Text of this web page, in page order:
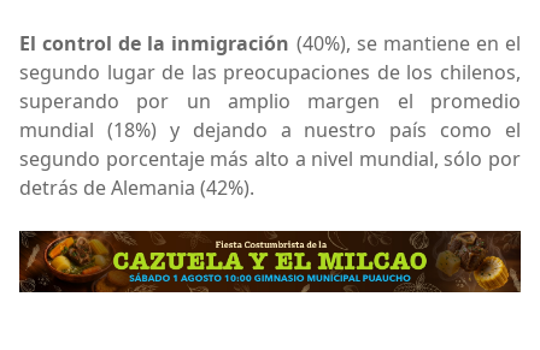
El control de la inmigración (40%), se mantiene en el
segundo lugar de las preocupaciones de los chilenos,
superando por un amplio margen el promedio
mundial (18%) y dejando a nuestro país como el
segundo porcentaje más alto a nivel mundial, sólo por
detrás de Alemania (42%).